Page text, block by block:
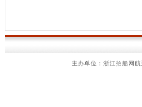
主办单位：浙江拍船网